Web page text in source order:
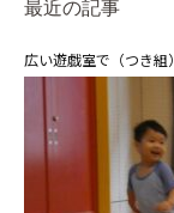
最近の記事
広い遊戯室で（つき組）